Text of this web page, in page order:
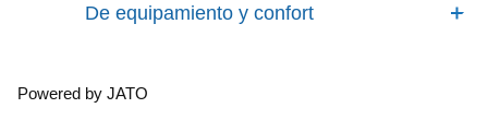
De equipamiento y confort
Powered by JATO